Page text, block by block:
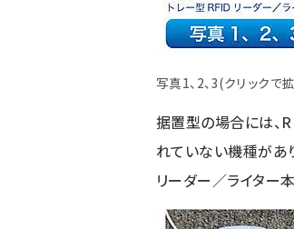
写真1、2、3(クリックで
据置型の場合には、
れていない機種があ
リーダー／ライター